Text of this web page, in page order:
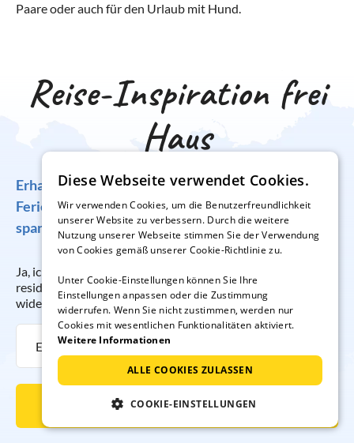
Paare oder auch für den Urlaub mit Hund.
Reise-Inspiration frei
Haus
Erhalten Sie regelmäßig Angebote für traumhafte
Ferienunterkünfte, tolle Gewinnspiele und
spannende Reisetipps!
Ja, ich möchte regelmäßig per E-Mail den Newsletter der
resido GmbH erhalten. Die Anmeldung kann ich jederzeit
widerrufen.
Newsletter abonnieren
Diese Webseite verwendet Cookies.
Wir verwenden Cookies, um die Benutzerfreundlichkeit
unserer Website zu verbessern. Durch die weitere
Nutzung unserer Webseite stimmen Sie der Verwendung
von Cookies gemäß unserer Cookie-Richtlinie zu.
Unter Cookie-Einstellungen können Sie Ihre
Einstellungen anpassen oder die Zustimmung
widerrufen. Wenn Sie nicht zustimmen, werden nur
Cookies mit wesentlichen Funktionalitäten aktiviert.
Weitere Informationen
ALLE COOKIES ZULASSEN
COOKIE-EINSTELLUNGEN